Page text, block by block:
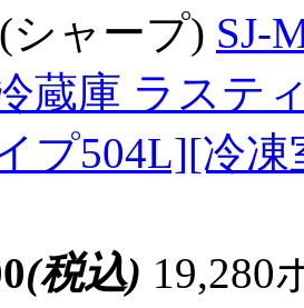
シャープ) SJ-
蔵庫 ラステ
プ504L][冷
(税込) 19,280